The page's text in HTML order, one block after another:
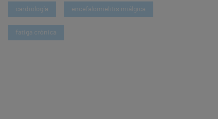
cardiología encefalomielitis miálgica
fatiga crónica